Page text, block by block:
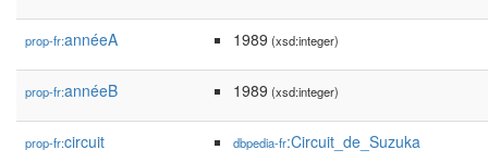
prop-fr:annéeA 1989 (xsd:integer)
prop-fr:annéeB 1989 (xsd:integer)
prop-fr:circuit dbpedia-fr:Circuit_de_Suzuka